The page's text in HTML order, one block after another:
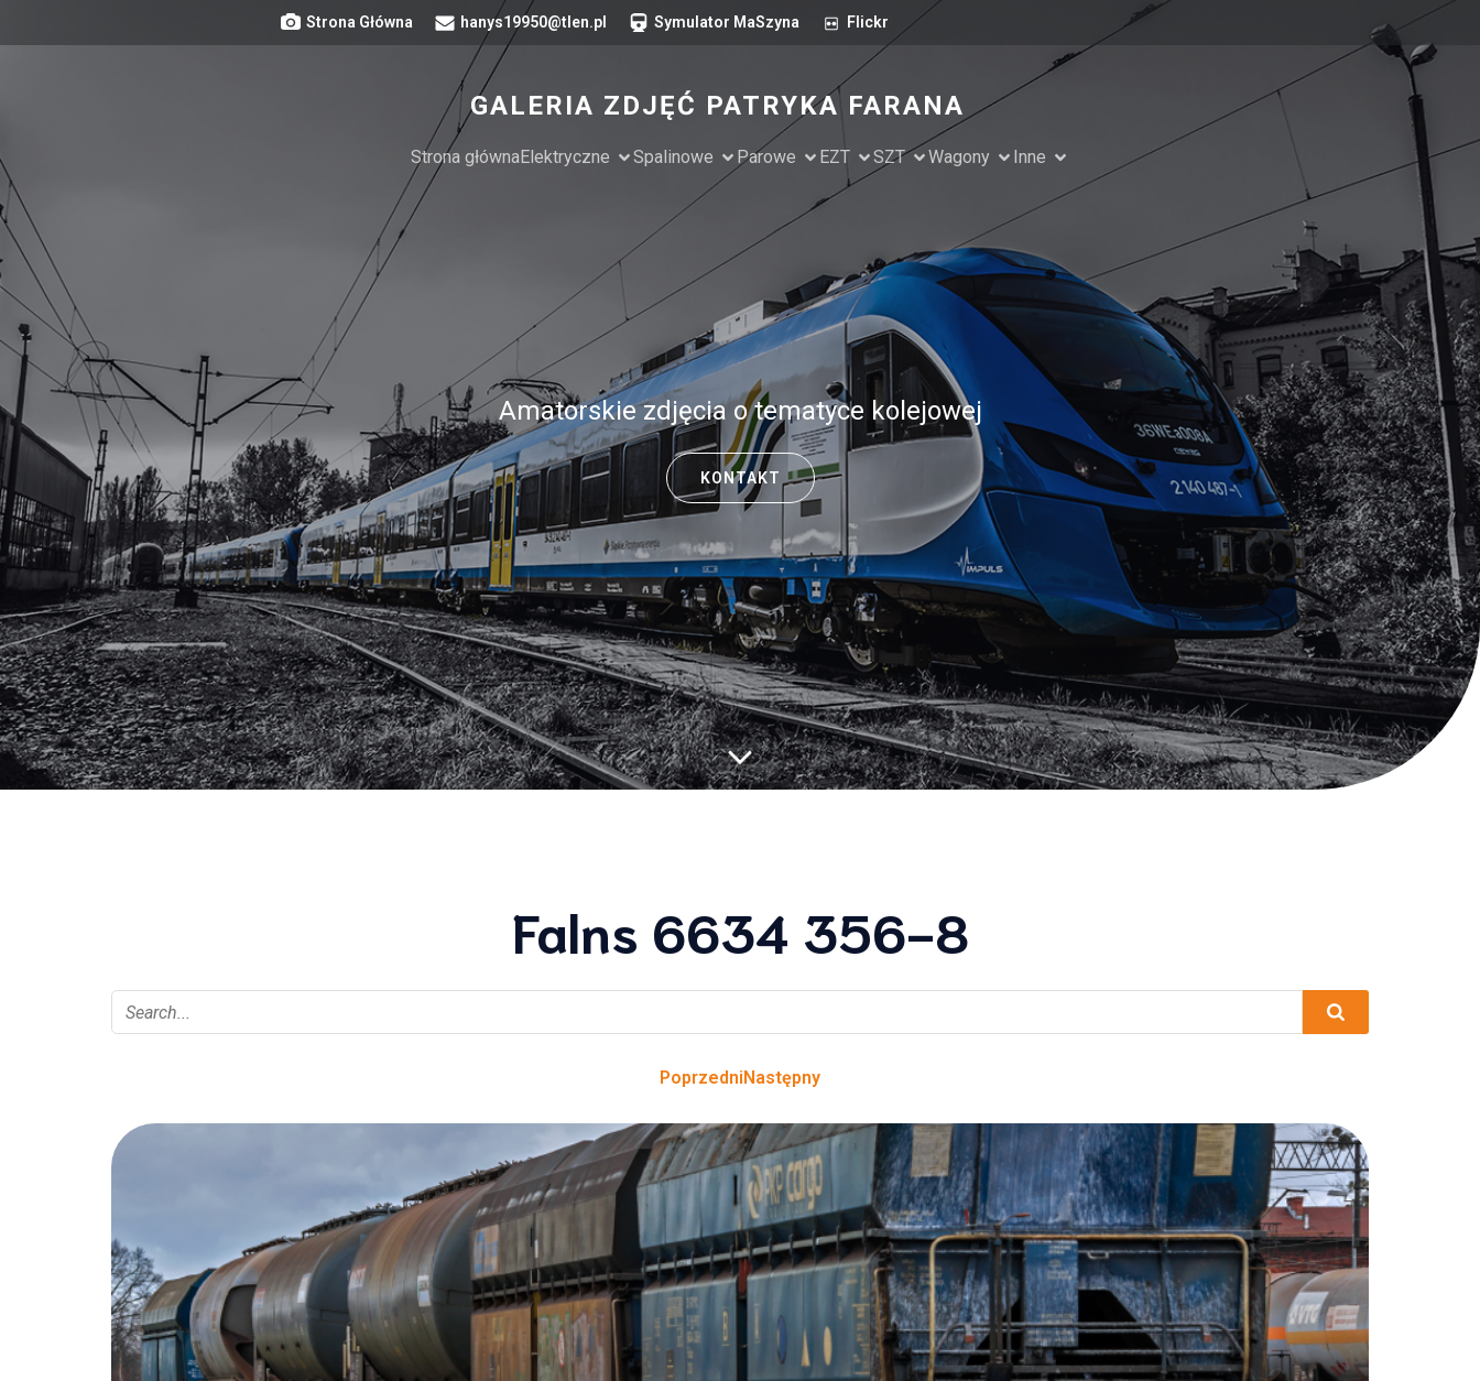
Strona Główna hanys19950@tlen.pl Symulator MaSzyna Flickr
GALERIA ZDJĘĆ PATRYKA FARANA
Strona głównaElektryczne Spalinowe Parowe EZT SZT Wagony Inne
Amatorskie zdjęcia o tematyce kolejowej
KONTAKT
Falns 6634 356-8
PoprzedniNastępny